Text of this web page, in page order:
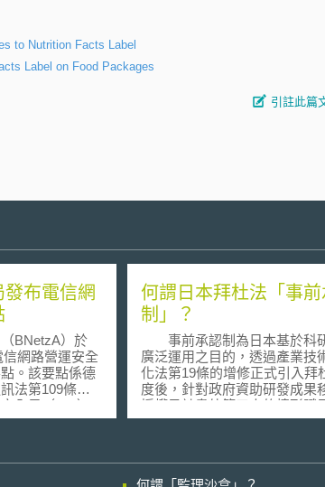
to Nutrition Facts Label
Label on Food Packages
引註此篇
布電信網
BNetzA）於
網路營運安全
。該要點係德
法第109條第6
全局（BSI）
資訊自由委員
何謂日本拜杜法「事
制」？
事前承認制為日本基於科
廣泛運用之目的，透過產業技
化法第19條的增修正式引入拜
度後，針對政府資助研發成果
授權予計畫外第三人的情形賦
機關與執行單位的義務。在日